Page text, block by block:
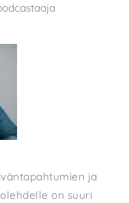
ja
on suuri